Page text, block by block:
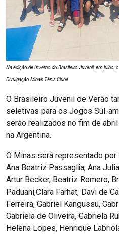
Na edição de Inverno do Brasileiro Juvenil, em
Divulgação Minas Tênis Clube
O Brasileiro Juvenil de Verão
seletivas para os Jogos Sul-
serão realizados no fim de
na Argentina.
O Minas será representado
Ana Beatriz Passaglia, Ana
Artur Becker, Beatriz Romero,
Paduani,Clara Farhat, Davi de
Ferreira, Gabriel Kangussu,
Gabriela de Oliveira, Gabriela
Helena Lopes, Henrique